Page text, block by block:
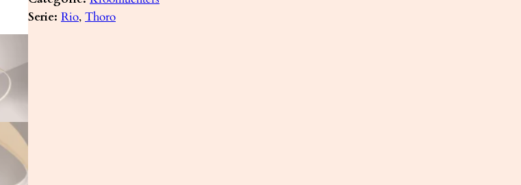
n
l
e
I
Serie: Rio, Thoro